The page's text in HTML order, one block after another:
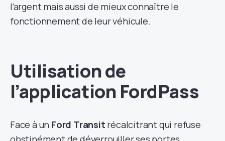
l’argent mais aussi de mieux connaître le
fonctionnement de leur véhicule.
Utilisation de
l’application FordPass
Face à un Ford Transit récalcitrant qui refuse